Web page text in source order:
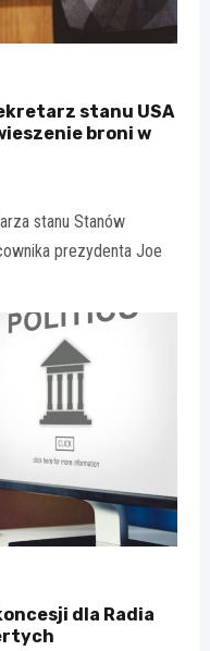
stanu USA
broni w
stanu Stanów
prezydenta Joe
dla Radia